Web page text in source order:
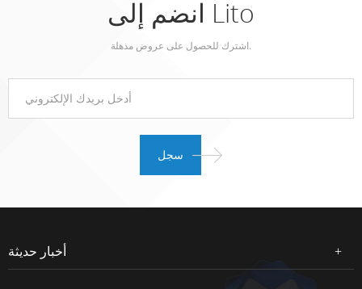
انضم إلى Lito
اشترك للحصول على عروض مذهلة.
أخبار حديثة